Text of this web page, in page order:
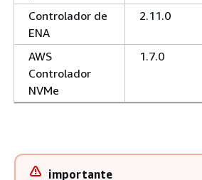
Controlador de
ENA
2.11.0
AWS
Controlador
NVMe
1.7.0
importante